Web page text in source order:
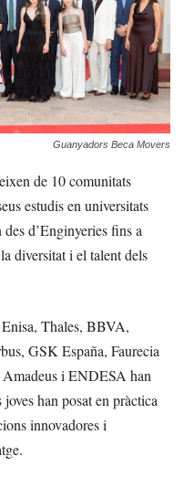
Guanyadors Beca Movers
de 10 comunitats
estudis en universitats
des d’Enginyeries fins a
diversitat i el talent dels
Thales, BBVA,
GSK España, Faurecia
i ENDESA han
han posat en pràctica
innovadores i